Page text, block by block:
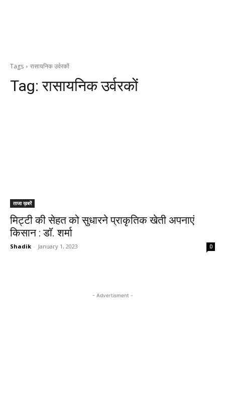
Tags रासायनिक उर्वरकों
Tag:रासायनिक उर्वरकों
ताजा ख़बरें
मिट्टी की सेहत को सुधारने प्राकृतिक खेती अपनाएं
किसान : डाॅ. शर्मा
Shadik - January 1, 2023 0
- Advertisment -